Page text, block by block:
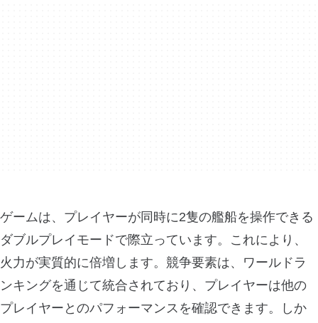
ゲームは、プレイヤーが同時に2隻の艦船を操作できる
ダブルプレイモードで際立っています。これにより、
火力が実質的に倍増します。競争要素は、ワールドラ
ンキングを通じて統合されており、プレイヤーは他の
プレイヤーとのパフォーマンスを確認できます。しか